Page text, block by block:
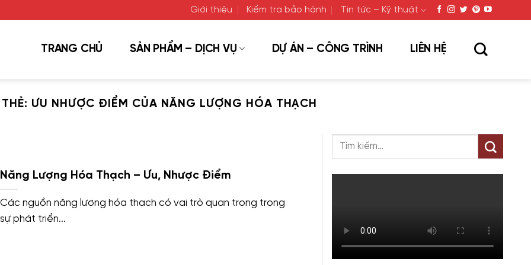
Giới thiệu Kiểm tra bảo hành Tin tức – Kỹ thuật
TRANG CHỦ SẢN PHẨM – DỊCH VỤ DỰ ÁN – CÔNG TRÌNH LIÊN HỆ
ƯU NHƯỢC ĐIỂM CỦA NĂNG LƯỢNG HÓA THẠCH
Năng Lượng Hóa Thạch – Ưu, Nhược Điểm
Các nguồn năng lượng hóa thạch có vai trò quan trọng trong
sự phát triển...